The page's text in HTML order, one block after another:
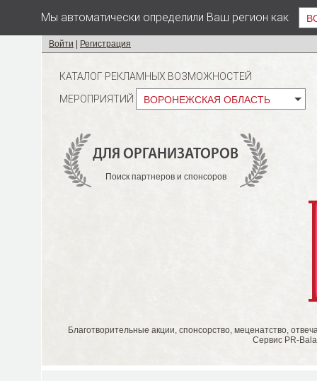
Мы автоматически определили Ваш регион как
Войти Регистрация
КАТАЛОГ РЕКЛАМНЫХ ВОЗМОЖНОСТЕЙ
МЕРОПРИЯТИЙ
ВОРОНЕЖСКАЯ ОБЛАСТЬ
ДЛЯ ОРГАНИЗАТОРОВ
Поиск партнеров и спонсоров
Благотворительные акции, спонсорство, меценатство,
Сервис PR-